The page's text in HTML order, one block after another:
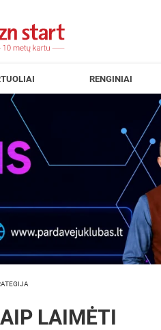
RENGINIAI
LAIMĖTI